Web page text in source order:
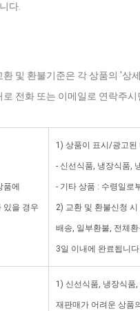
다.
및 환불기준은 각 상품의 '상
전화 또는 이메일로 연락주
품에
있을 경우
1) 상품이 표시/광고된
- 신선식품, 냉장식품,
- 기타 상품 : 수령일로
2) 교환 및 환불신청
배송, 일부환불, 전체
3일 이내에 완료됩니
1) 신선식품, 냉장식품
재판매가 어려운 상품